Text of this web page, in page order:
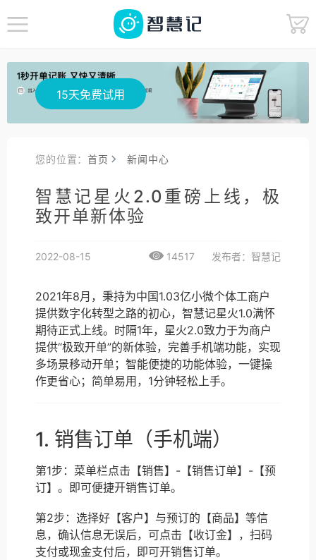
15天免费试用
您的位置：首页 新闻中心
智慧记星火2.0重磅上线，极
致开单新体验
2022-08-15 14517 发布者：智慧记
2021年8月，秉持为中国1.03亿小微个体工商户
提供数字化转型之路的初心，智慧记星火1.0满怀
期待正式上线。时隔1年，星火2.0致力于为商户
提供“极致开单”的新体验，完善手机端功能，实现
多场景移动开单；智能便捷的功能体验，一键操
作更省心；简单易用，1分钟轻松上手。
1. 销售订单（手机端）
第1步：菜单栏点击【销售】-【销售订单】-【预
订】。即可便捷开销售订单。
第2步：选择好【客户】与预订的【商品】等信
息，确认信息无误后，可点击【收订金】，扫码
支付或现金支付后，即可开销售订单。